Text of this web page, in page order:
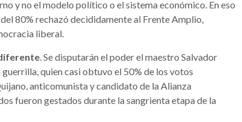
y no el modelo político o el sistema económico. En eso
80% rechazó decididamente al Frente Amplio,
liberal.
. Se disputarán el poder el maestro Salvador
quien casi obtuvo el 50% de los votos
anticomunista y candidato de la Alianza
fueron gestados durante la sangrienta etapa de la